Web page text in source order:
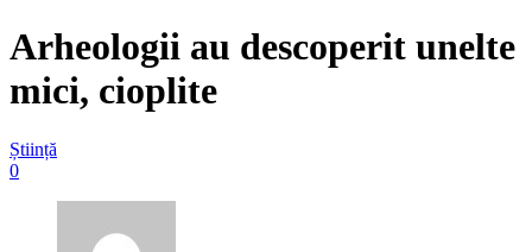
Arheologii au descoperit unelte
mici, cioplite
Știință
0